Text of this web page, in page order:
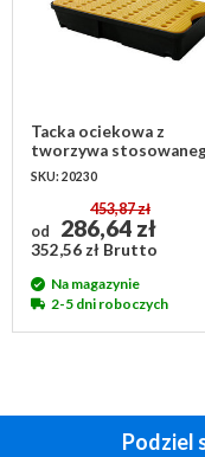
Tacka ociekowa z
tworzywa
805x405x155 mm z
SKU: 20230
od
453,87 zł
286,64 zł
352,56 zł Brutto
Na magazynie
2-5 dni roboczych
Podziel